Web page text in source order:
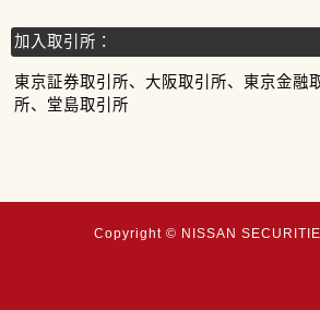
加入取引所：
東京証券取引所、大阪取引所、東京金融
所、堂島取引所
Copyright © NISSAN